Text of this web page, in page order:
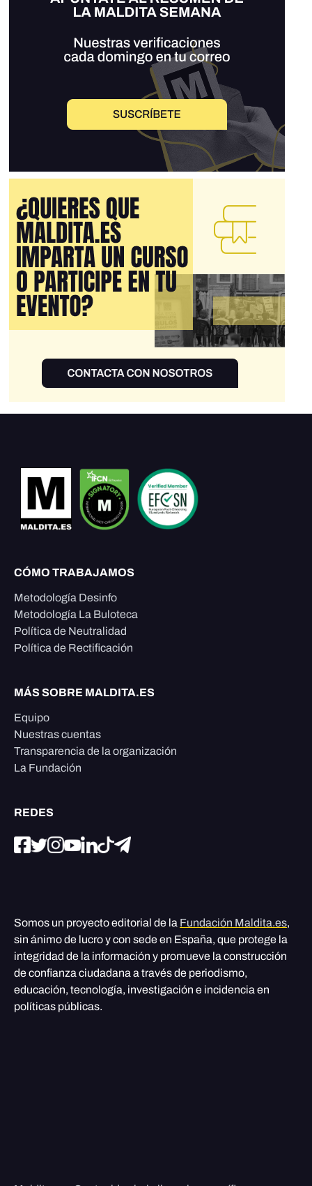
CÓMO TRABAJAMOS
Metodología Desinfo
Metodología La Buloteca
Política de Neutralidad
Política de Rectificación
MÁS SOBRE MALDITA.ES
Equipo
Nuestras cuentas
Transparencia de la organización
La Fundación
REDES
Somos un proyecto editorial de la Fundación Maldita.es,
sin ánimo de lucro y con sede en España, que protege la
integridad de la información y promueve la construcción
de confianza ciudadana a través de periodismo,
educación, tecnología, investigación e incidencia en
políticas públicas.